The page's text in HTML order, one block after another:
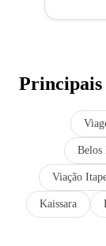
Principais
Belos
Viação
Kaissara